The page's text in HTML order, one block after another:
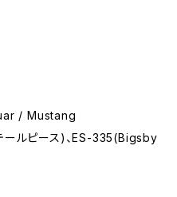
/ Mustang
ールピース)、ES-335(Bigsby